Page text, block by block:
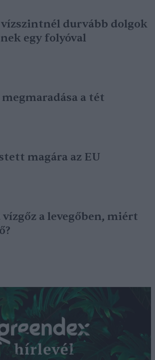
vízszintnél durvább dolgok
egy folyóval
a tét
magára az EU
a levegőben, miért